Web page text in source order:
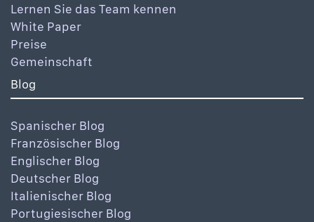
Lernen Sie das Team kennen
White Paper
Preise
Gemeinschaft
Blog
Spanischer Blog
Französischer Blog
Englischer Blog
Deutscher Blog
Italienischer Blog
Portugiesischer Blog